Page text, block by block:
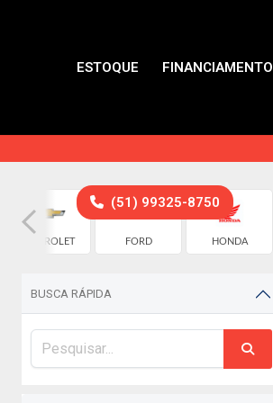
ESTOQUE FINANCIAMENTO
(51) 99325-8750
CHEVROLET FORD HONDA
BUSCA RÁPIDA